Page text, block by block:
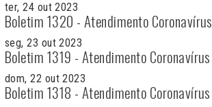
ter, 24 out 2023
Boletim 1320 - Atendimento Coronavírus
seg, 23 out 2023
Boletim 1319 - Atendimento Coronavírus
dom, 22 out 2023
Boletim 1318 - Atendimento Coronavírus